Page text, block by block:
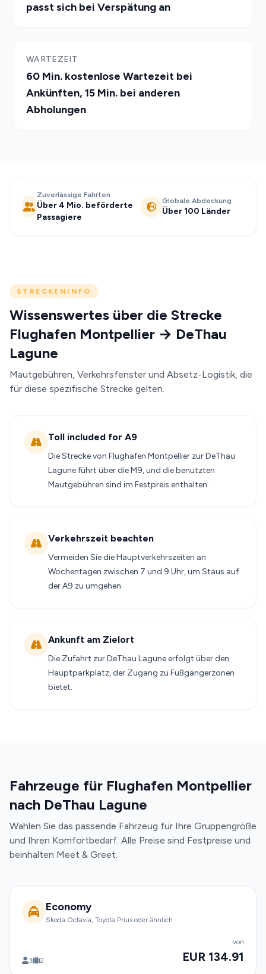
passt sich bei Verspätung an
WARTEZEIT
60 Min. kostenlose Wartezeit bei
Ankünften, 15 Min. bei anderen
Abholungen
Zuverlässige Fahrten
Über 4 Mio. beförderte
Passagiere
Globale Abdeckung
Über 100 Länder
STRECKENINFO
Wissenswertes über die Strecke
Flughafen Montpellier → DeThau
Lagune
Mautgebühren, Verkehrsfenster und Absetz-Logistik, die
für diese spezifische Strecke gelten.
Toll included for A9
Die Strecke von Flughafen Montpellier zur DeThau
Lagune führt über die M9, und die benutzten
Mautgebühren sind im Festpreis enthalten.
Verkehrszeit beachten
Vermeiden Sie die Hauptverkehrszeiten an
Wochentagen zwischen 7 und 9 Uhr, um Staus auf
der A9 zu umgehen.
Ankunft am Zielort
Die Zufahrt zur DeThau Lagune erfolgt über den
Hauptparkplatz, der Zugang zu Fußgängerzonen
bietet.
Fahrzeuge für Flughafen Montpellier
nach DeThau Lagune
Wählen Sie das passende Fahrzeug für Ihre Gruppengröße
und Ihren Komfortbedarf. Alle Preise sind Festpreise und
beinhalten Meet & Greet.
Economy
Skoda Octavia, Toyota Prius oder ähnlich
3 2
von
EUR 134.91